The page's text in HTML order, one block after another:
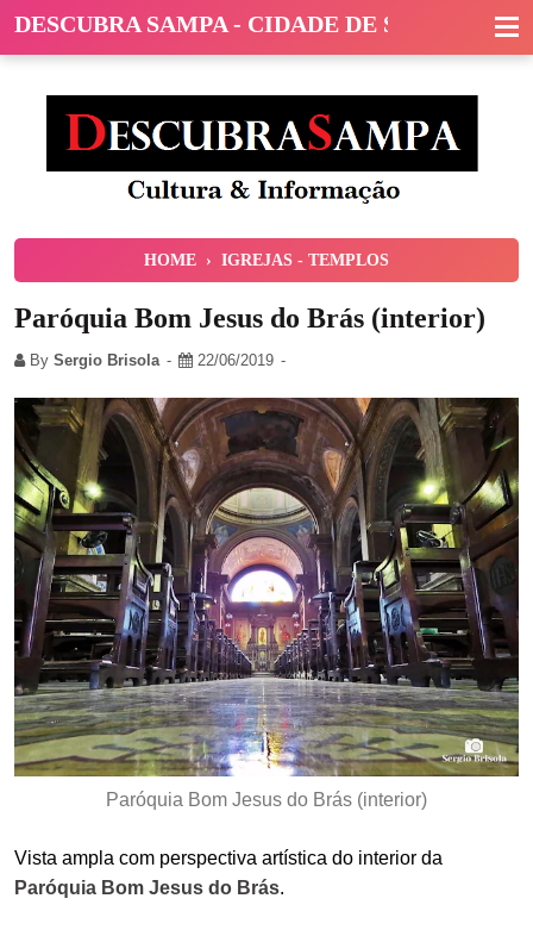
DESCUBRA SAMPA - CIDADE DE SÃO PAULO
HOME › IGREJAS - TEMPLOS
Paróquia Bom Jesus do Brás (interior)
By Sergio Brisola 22/06/2019
Paróquia Bom Jesus do Brás (interior)
Vista ampla com perspectiva artística do interior da
Paróquia Bom Jesus do Brás.